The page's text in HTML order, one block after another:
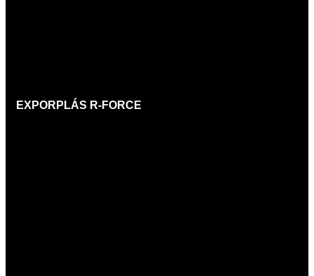
EXPORPLÁS R-FORCE